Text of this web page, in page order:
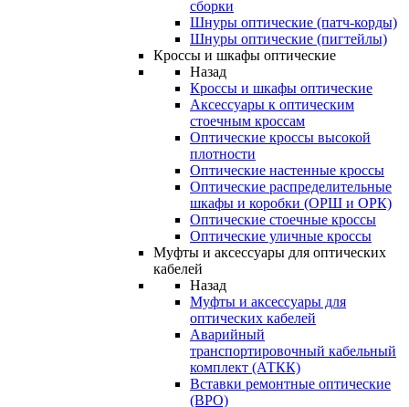
сборки
Шнуры оптические (патч-корды)
Шнуры оптические (пигтейлы)
Кроссы и шкафы оптические
Назад
Кроссы и шкафы оптические
Аксессуары к оптическим
стоечным кроссам
Оптические кроссы высокой
плотности
Оптические настенные кроссы
Оптические распределительные
шкафы и коробки (ОРШ и ОРК)
Оптические стоечные кроссы
Оптические уличные кроссы
Муфты и аксессуары для оптических
кабелей
Назад
Муфты и аксессуары для
оптических кабелей
Аварийный
транспортировочный кабельный
комплект (АТКК)
Вставки ремонтные оптические
(ВРО)